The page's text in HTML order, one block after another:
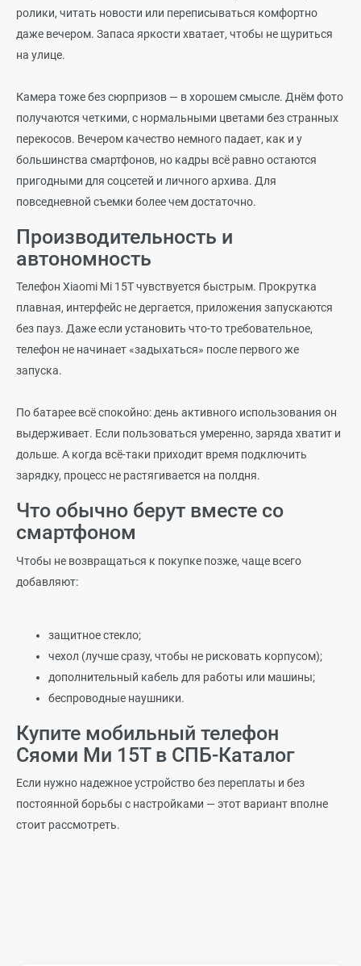
ролики, читать новости или переписываться комфортно
даже вечером. Запаса яркости хватает, чтобы не щуриться
на улице.
Камера тоже без сюрпризов — в хорошем смысле. Днём фото
получаются четкими, с нормальными цветами без странных
перекосов. Вечером качество немного падает, как и у
большинства смартфонов, но кадры всё равно остаются
пригодными для соцсетей и личного архива. Для
повседневной съемки более чем достаточно.
Производительность и
автономность
Телефон Xiaomi Mi 15T чувствуется быстрым. Прокрутка
плавная, интерфейс не дергается, приложения запускаются
без пауз. Даже если установить что-то требовательное,
телефон не начинает «задыхаться» после первого же
запуска.
По батарее всё спокойно: день активного использования он
выдерживает. Если пользоваться умеренно, заряда хватит и
дольше. А когда всё-таки приходит время подключить
зарядку, процесс не растягивается на полдня.
Что обычно берут вместе со
смартфоном
Чтобы не возвращаться к покупке позже, чаще всего
добавляют:
защитное стекло;
чехол (лучше сразу, чтобы не рисковать корпусом);
дополнительный кабель для работы или машины;
беспроводные наушники.
Купите мобильный телефон
Сяоми Ми 15Т в СПБ-Каталог
Если нужно надежное устройство без переплаты и без
постоянной борьбы с настройками — этот вариант вполне
стоит рассмотреть.